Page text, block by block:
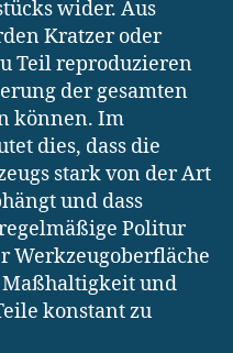
wider. Aus
Kratzer oder
Teil reproduzieren
der gesamten
können. Im
dies, dass die
stark von der Art
und dass
Politur
Werkzeugoberfläche
und
konstant zu